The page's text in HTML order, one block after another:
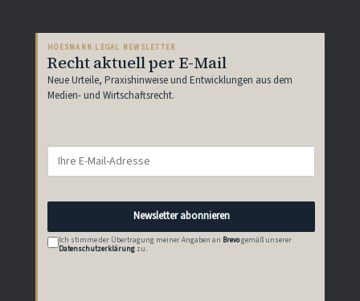
HOESMANN.LEGAL NEWSLETTER
Recht aktuell per E-Mail
Neue Urteile, Praxishinweise und Entwicklungen aus dem
Medien- und Wirtschaftsrecht.
Newsletter abonnieren
Ich stimme der Übertragung meiner Angaben an Brevogemäß unserer
Datenschutzerklärung zu.